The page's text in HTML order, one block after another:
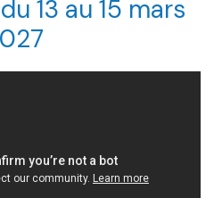
13 au 15 mars